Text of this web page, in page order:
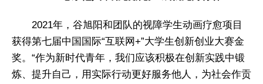
2021年，谷旭阳和团队的视障学生动画疗愈项目
获得第七届中国国际“互联网+”大学生创新创业大赛金
奖。“作为新时代青年，我们应该积极在创新实践中锻
炼、提升自己，用实际行动更好服务他人，为社会作贡